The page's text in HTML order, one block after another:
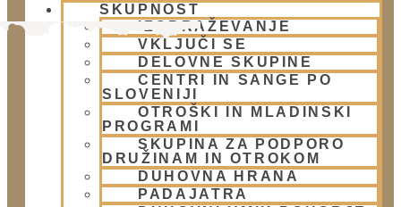
SKUPNOST
IZOBRAŽEVANJE
VKLJUČI SE
DELOVNE SKUPINE
CENTRI IN SANGE PO
SLOVENIJI
OTROŠKI IN MLADINSKI
PROGRAMI
SKUPINA ZA PODPORO
DRUŽINAM IN OTROKOM
DUHOVNA HRANA
PADAJATRA
Klikni gumb spodaj.